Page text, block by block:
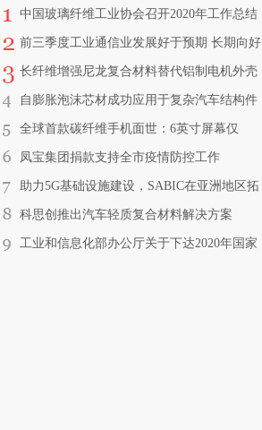
中国玻璃纤维工业协会召开2020年工作总结
会 刘建华会长出席
前三季度工业通信业发展好于预期 长期向好
基本面没变
长纤维增强尼龙复合材料替代铝制电机外壳
自膨胀泡沫芯材成功应用于复杂汽车结构件
全球首款碳纤维手机面世：6英寸屏幕仅
125g
凤宝集团捐款支持全市疫情防控工作
助力5G基础设施建设，SABIC在亚洲地区拓
展特种树脂产能
科思创推出汽车轻质复合材料解决方案
工业和信息化部办公厅关于下达2020年国家